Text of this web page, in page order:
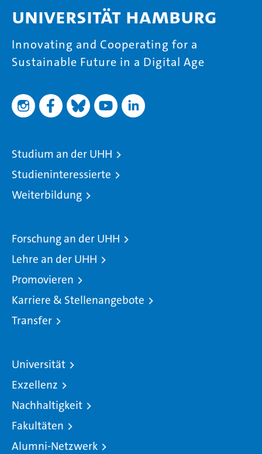
Universität Hamburg
Innovating and Cooperating for a
Sustainable Future in a Digital Age
Studium an der UHH
Studieninteressierte
Weiterbildung
Forschung an der UHH
Lehre an der UHH
Promovieren
Karriere & Stellenangebote
Transfer
Universität
Exzellenz
Nachhaltigkeit
Fakultäten
Alumni-Netzwerk